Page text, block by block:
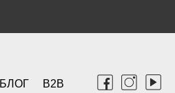
B2B
БЛОГ